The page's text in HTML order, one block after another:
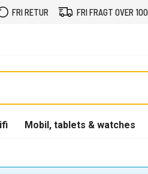
FRI RETUR FRI FRAGT OVER
Mobil, tablets & watches